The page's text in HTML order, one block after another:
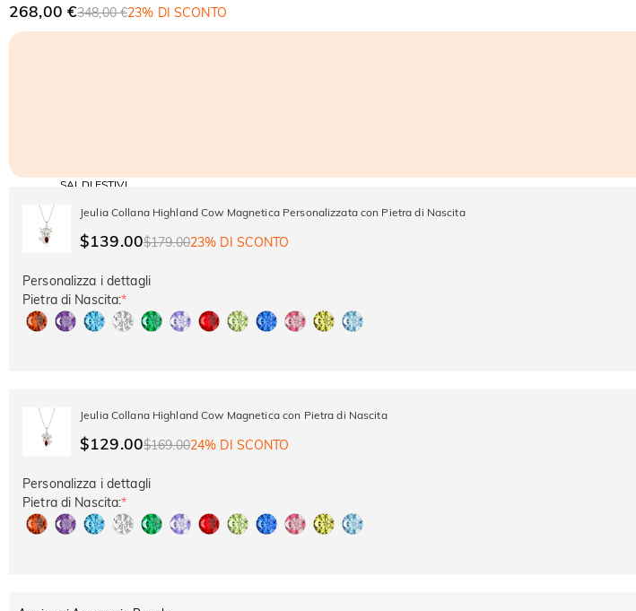
268,00 €348,00 €23% DI SCONTO
SALDI ESTIVI
-10%
SU TUTTO
SUL 2°
SUMMER
Copia
Jeulia Collana Highland Cow Magnetica Personalizzata con Pietra di Nascita
$139.00$179.0023% DI SCONTO
Personalizza i dettagli
Pietra di Nascita:*
Jeulia Collana Highland Cow Magnetica con Pietra di Nascita
$129.00$169.0024% DI SCONTO
Personalizza i dettagli
Pietra di Nascita:*